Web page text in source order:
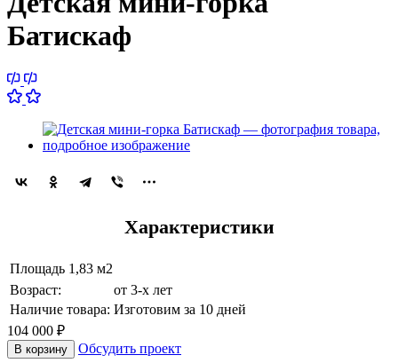
Батискаф
Характеристики
Площадь 1,83 м2
Возраст:
от 3-х лет
Наличие товара: Изготовим за 10 дней
104 000 ₽
В корзину Обсудить проект